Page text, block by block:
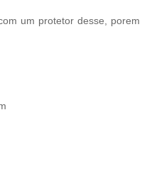
um protetor desse, porem